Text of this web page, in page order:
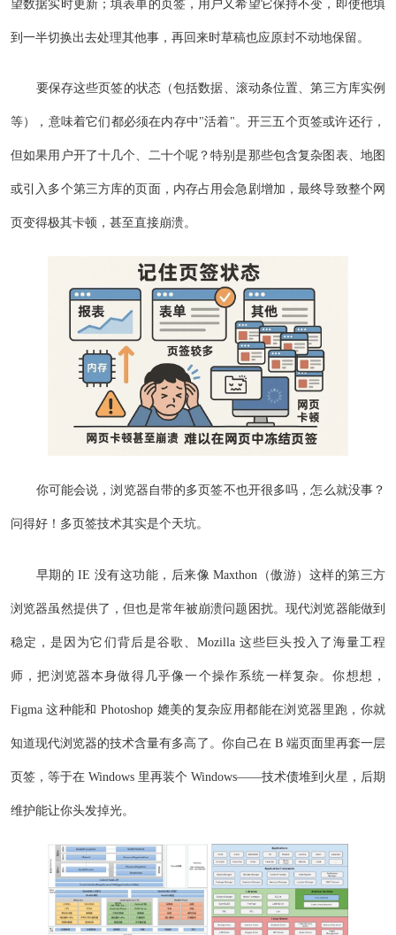
望数据实时更新；填表单的页签，用户又希望它保持不变，即使他填
到一半切换出去处理其他事，再回来时草稿也应原封不动地保留。
要保存这些页签的状态（包括数据、滚动条位置、第三方库实例
等），意味着它们都必须在内存中"活着"。开三五个页签或许还行，
但如果用户开了十几个、二十个呢？特别是那些包含复杂图表、地图
或引入多个第三方库的页面，内存占用会急剧增加，最终导致整个网
页变得极其卡顿，甚至直接崩溃。
你可能会说，浏览器自带的多页签不也开很多吗，怎么就没事？
问得好！多页签技术其实是个天坑。
早期的 IE 没有这功能，后来像 Maxthon（傲游）这样的第三方
浏览器虽然提供了，但也是常年被崩溃问题困扰。现代浏览器能做到
稳定，是因为它们背后是谷歌、Mozilla 这些巨头投入了海量工程
师，把浏览器本身做得几乎像一个操作系统一样复杂。你想想，
Figma 这种能和 Photoshop 媲美的复杂应用都能在浏览器里跑，你就
知道现代浏览器的技术含量有多高了。你自己在 B 端页面里再套一层
页签，等于在 Windows 里再装个 Windows——技术债堆到火星，后期
维护能让你头发掉光。